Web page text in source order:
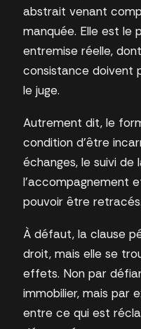
abstrait venant
manquée. Elle est le
entremise réelle,
consistance doivent
le juge.
Autrement dit, le
condition d’être
échanges, le suivi de
l’accompagnement
pouvoir être retracés.
À défaut, la clause
droit, mais elle se
effets. Non par
immobilier, mais par
entre ce qui est